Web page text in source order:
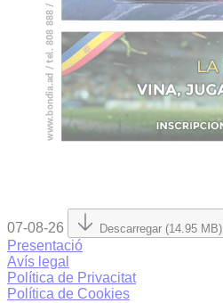
07-08-26 Descarregar (14.95 MB)
Presentació
Avís legal
Política de Privacitat
Política de Cookies